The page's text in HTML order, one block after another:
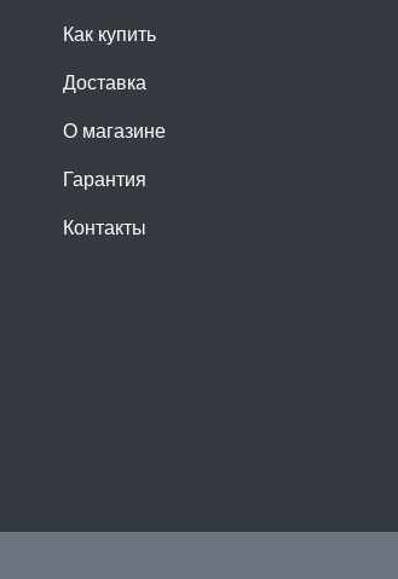
Как купить
Доставка
О магазине
Гарантия
Контакты